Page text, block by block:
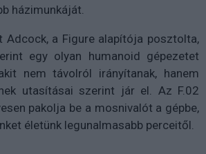
házimunkáját.
Adcock, a Figure alapítója posztolta,
egy olyan humanoid gépezetet
nem távolról irányítanak, hanem
utasításai szerint jár el. Az F.02
pakolja be a mosnivalót a gépbe,
életünk legunalmasabb perceitől.